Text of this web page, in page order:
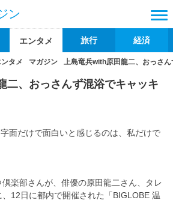
ン
エンタメ 旅行 経済
ンタメ マガジン 上島竜兵with原田龍二、おっさ
二、おっさんず混浴でキャッキ
面だけで面白いと感じるのは、私だけで
楽部さんが、俳優の原田龍二さん、タレ
12日に都内で開催された「BIGLOBE 温